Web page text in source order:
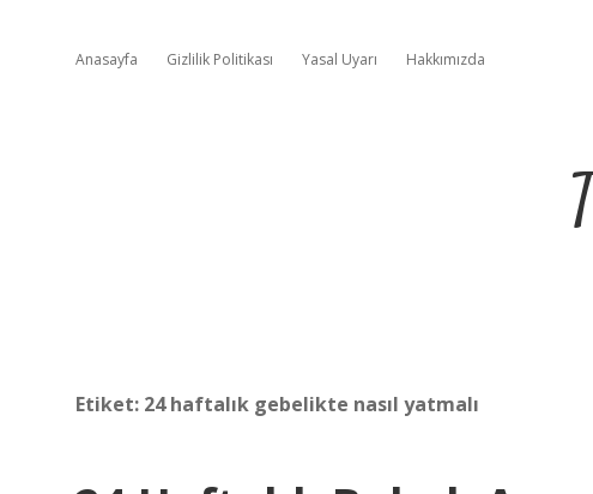
Anasayfa Gizlilik Politikası Yasal Uyarı Hakkımızda
Etiket: 24 haftalık gebelikte nasıl yatmalı